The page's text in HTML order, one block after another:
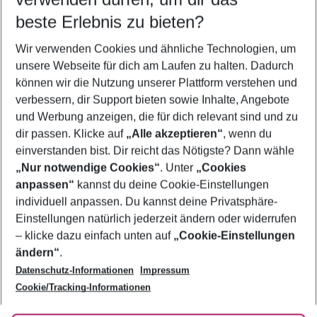
Frübucher Angebote Pineda de Mar für 2026
Flug & Hotel Pineda de Mar
Last Minute Pineda de Mar
Pauschalreisen Pineda de Mar
Urlaub Pineda de Mar
Footer
Footer navigation
Über uns
AGB
Bestpreisgarantie
Cookie-Einstellungen ändern
Cookie-Richtlinie
Agenturbetreuung
Barrierefreies Reisen
Folge uns
beste Erlebnis zu bieten?
Wir verwenden Cookies und ähnliche Technologien, um
unsere Webseite für dich am Laufen zu halten. Dadurch
können wir die Nutzung unserer Plattform verstehen und
verbessern, dir Support bieten sowie Inhalte, Angebote
und Werbung anzeigen, die für dich relevant sind und zu
dir passen. Klicke auf „Alle akzeptieren“, wenn du
einverstanden bist. Dir reicht das Nötigste? Dann wähle
„Nur notwendige Cookies“. Unter „Cookies
anpassen“ kannst du deine Cookie-Einstellungen
individuell anpassen. Du kannst deine Privatsphäre-
Einstellungen natürlich jederzeit ändern oder widerrufen
– klicke dazu einfach unten auf „Cookie-Einstellungen
ändern“.
Datenschutz-Informationen
Impressum
Cookie/Tracking-Informationen